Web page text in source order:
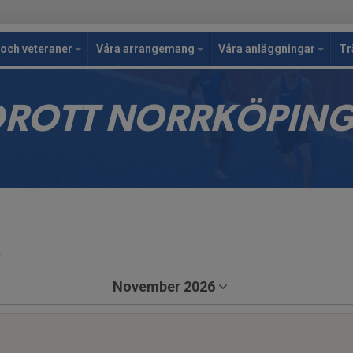
veteraner Våra arrangemang Våra anläggningar
November 2026